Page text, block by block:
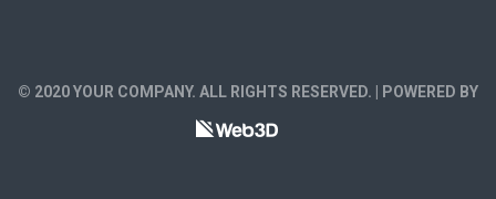
© 2020 YOUR COMPANY. ALL RIGHTS RESERVED. | POWERED BY